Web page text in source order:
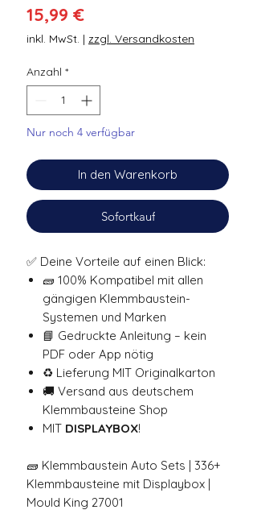
15,99 €Preis
inkl. MwSt. | zzgl. Versandkosten
Anzahl *
Nur noch 4 verfügbar
In den Warenkorb
Sofortkauf
✅ Deine Vorteile auf einen Blick:
🧱 100% Kompatibel mit allen
gängigen Klemmbaustein-
Systemen und Marken
📘 Gedruckte Anleitung – kein
PDF oder App nötig
♻️ Lieferung MIT Originalkarton
🚚 Versand aus deutschem
Klemmbausteine Shop
MIT DISPLAYBOX!
🧱 Klemmbaustein Auto Sets | 336+
Klemmbausteine mit Displaybox |
Mould King 27001